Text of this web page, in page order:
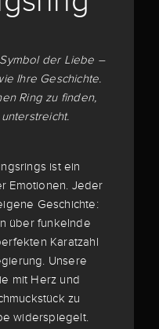
der Liebe –
Ihre Geschichte.
Ring zu finden,
ist ein
Emotionen. Jeder
Geschichte:
über funkelnde
Karatzahl
Unsere
mit Herz und
zu
widerspiegelt.